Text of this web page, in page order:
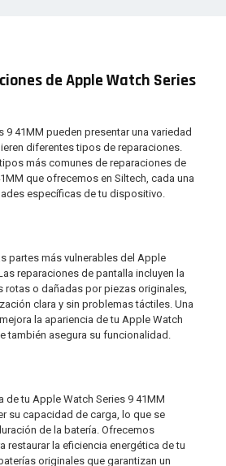
de Apple Watch Series
9 41MM pueden presentar una variedad
diferentes tipos de reparaciones.
más comunes de reparaciones de
que ofrecemos en Siltech, cada una
específicas de tu dispositivo.
partes más vulnerables del Apple
reparaciones de pantalla incluyen la
rotas o dañadas por piezas originales,
clara y sin problemas táctiles. Una
la apariencia de tu Apple Watch
también asegura su funcionalidad.
de tu Apple Watch Series 9 41MM
su capacidad de carga, lo que se
de la batería. Ofrecemos
restaurar la eficiencia energética de tu
originales que garantizan un